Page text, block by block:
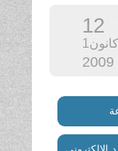
12
كانون1
2009